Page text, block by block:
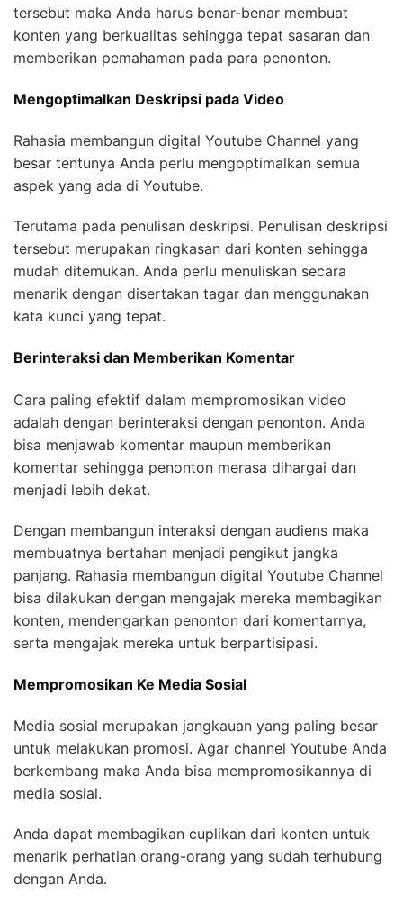
tersebut maka Anda harus benar-benar membuat
konten yang berkualitas sehingga tepat sasaran dan
memberikan pemahaman pada para penonton.
Mengoptimalkan Deskripsi pada Video
Rahasia membangun digital Youtube Channel yang
besar tentunya Anda perlu mengoptimalkan semua
aspek yang ada di Youtube.
Terutama pada penulisan deskripsi. Penulisan deskripsi
tersebut merupakan ringkasan dari konten sehingga
mudah ditemukan. Anda perlu menuliskan secara
menarik dengan disertakan tagar dan menggunakan
kata kunci yang tepat.
Berinteraksi dan Memberikan Komentar
Cara paling efektif dalam mempromosikan video
adalah dengan berinteraksi dengan penonton. Anda
bisa menjawab komentar maupun memberikan
komentar sehingga penonton merasa dihargai dan
menjadi lebih dekat.
Dengan membangun interaksi dengan audiens maka
membuatnya bertahan menjadi pengikut jangka
panjang. Rahasia membangun digital Youtube Channel
bisa dilakukan dengan mengajak mereka membagikan
konten, mendengarkan penonton dari komentarnya,
serta mengajak mereka untuk berpartisipasi.
Mempromosikan Ke Media Sosial
Media sosial merupakan jangkauan yang paling besar
untuk melakukan promosi. Agar channel Youtube Anda
berkembang maka Anda bisa mempromosikannya di
media sosial.
Anda dapat membagikan cuplikan dari konten untuk
menarik perhatian orang-orang yang sudah terhubung
dengan Anda.